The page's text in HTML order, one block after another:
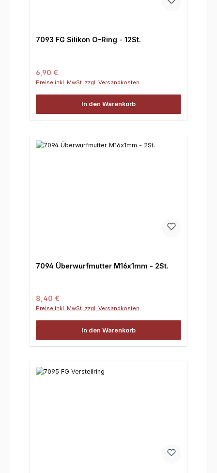
7093 FG Silikon O-Ring - 12St.
Regulärer Preis:
6,90 €
Preise inkl. MwSt. zzgl. Versandkosten
In den Warenkorb
7094 Überwurfmutter M16x1mm - 2St.
Regulärer Preis:
8,40 €
Preise inkl. MwSt. zzgl. Versandkosten
In den Warenkorb